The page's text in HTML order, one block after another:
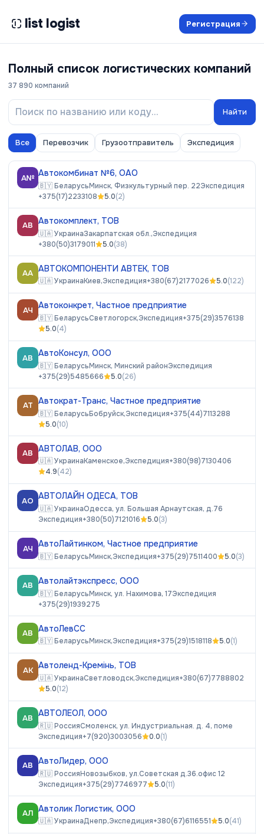
list logist Регистрация
Полный список логистических компаний
37 890 компаний
Найти
Все Перевозчик Грузоотправитель Экспедиция
А№ Автокомбинат №6, ОАО
🇧🇾БеларусьМинск, Физкультурный пер. 22Экспедиция
+375(17)2233108
5.0(2)
АВ Автокомплект, ТОВ
🇺🇦УкраинаЗакарпатская обл.,Экспедиция
+380(50)3179011
5.0(38)
АА АВТОКОМПОНЕНТИ АВТЕК, ТОВ
🇺🇦УкраинаКиев,Экспедиция+380(67)2177026 5.0(122)
АЧ Автоконкрет, Частное предприятие
🇧🇾БеларусьСветлогорск,Экспедиция+375(29)3576138
5.0(4)
АВ АвтоКонсул, ООО
🇧🇾БеларусьМинск, Минский районЭкспедиция
+375(29)5485666
5.0(26)
АТ Автократ-Транс, Частное предприятие
🇧🇾БеларусьБобруйск,Экспедиция+375(44)7113288
5.0(10)
АВ АВТОЛАВ, ООО
🇺🇦УкраинаКаменское,Экспедиция+380(98)7130406
4.9(42)
АО АВТОЛАЙН ОДЕСА, ТОВ
🇺🇦УкраинаОдесса, ул. Большая Арнаутская, д.76
Экспедиция+380(50)7121016 5.0(3)
АЧ АвтоЛайтинком, Частное предприятие
🇧🇾БеларусьМинск,Экспедиция+375(29)7511400 5.0(3)
АВ Автолайтэкспресс, ООО
🇧🇾БеларусьМинск, ул. Нахимова, 17Экспедиция
+375(29)1939275
АВ АвтоЛевСС
🇧🇾БеларусьМинск,Экспедиция+375(29)1518118 5.0(1)
АК Автоленд-Кремінь, ТОВ
🇺🇦УкраинаСветловодск,Экспедиция+380(67)7788802
5.0(12)
АВ АВТОЛЕОЛ, ООО
🇷🇺РоссияСмоленск, ул. Индустриальная. д. 4, поме
Экспедиция+7(920)3003056 0.0(1)
АВ АвтоЛидер, ООО
🇷🇺РоссияНовозыбков, ул.Советская д.36.офис 12
Экспедиция+375(29)7746977 5.0(11)
АЛ Автолик Логистик, ООО
🇺🇦УкраинаДнепр,Экспедиция+380(67)6116551 5.0(41)